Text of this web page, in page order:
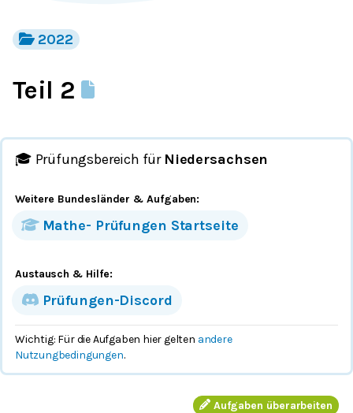
2022
Teil 2
🎓 Prüfungsbereich für Niedersachsen
Weitere Bundesländer & Aufgaben:
Mathe- Prüfungen Startseite
Austausch & Hilfe:
Prüfungen-Discord
Wichtig: Für die Aufgaben hier gelten andere
Nutzungbedingungen.
Aufgaben überarbeiten